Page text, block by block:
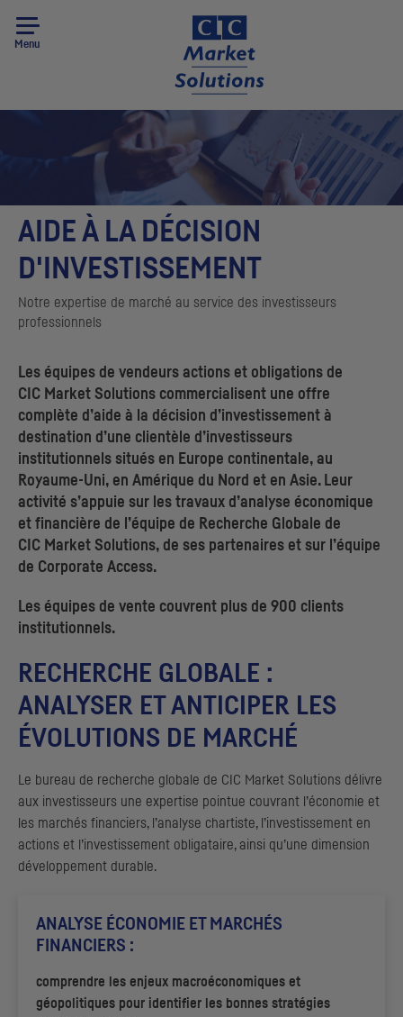
Menu
AIDE À LA DÉCISION
D'INVESTISSEMENT
Notre expertise de marché au service des investisseurs
professionnels
Les équipes de vendeurs actions et obligations de
CIC Market Solutions commercialisent une offre
complète d’aide à la décision d’investissement à
destination d’une clientèle d’investisseurs
institutionnels situés en Europe continentale, au
Royaume-Uni, en Amérique du Nord et en Asie. Leur
activité s’appuie sur les travaux d’analyse économique
et financière de l’équipe de Recherche Globale de
CIC Market Solutions, de ses partenaires et sur l’équipe
de Corporate Access.
Les équipes de vente couvrent plus de 900 clients
institutionnels.
RECHERCHE GLOBALE :
ANALYSER ET ANTICIPER LES
ÉVOLUTIONS DE MARCHÉ
Le bureau de recherche globale de CIC Market Solutions délivre
aux investisseurs une expertise pointue couvrant l’économie et
les marchés financiers, l’analyse chartiste, l’investissement en
actions et l’investissement obligataire, ainsi qu’une dimension
développement durable.
ANALYSE ÉCONOMIE ET MARCHÉS
FINANCIERS :
comprendre les enjeux macroéconomiques et
géopolitiques pour identifier les bonnes stratégies